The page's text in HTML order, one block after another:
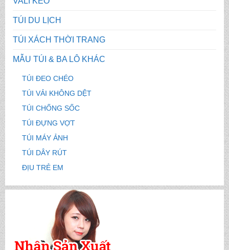
TÚI DU LỊCH
TÚI XÁCH THỜI TRANG
MẪU TÚI & BA LÔ KHÁC
TÚI ĐEO CHÉO
TÚI VẢI KHÔNG DỆT
TÚI CHỐNG SỐC
TÚI ĐỰNG VỢT
TÚI MÁY ẢNH
TÚI DÂY RÚT
ĐỊU TRẺ EM
CẶP HỌC SINH MS: TN 5016